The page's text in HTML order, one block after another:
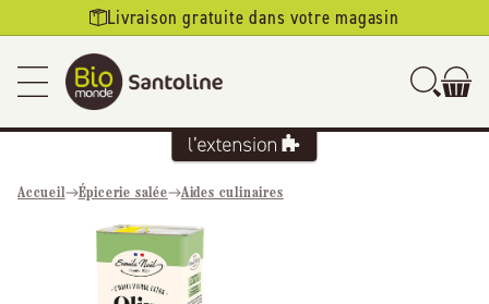
Ignorer et
passer au Livraison gratuite dans votre magasin
Accueil Épicerie salée Aides culinaires
informations